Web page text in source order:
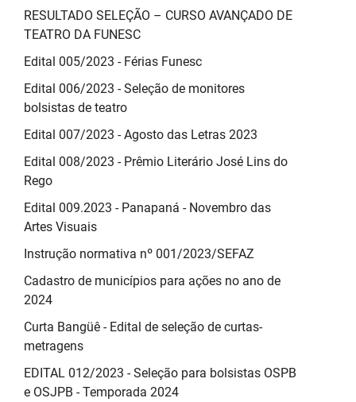
RESULTADO SELEÇÃO – CURSO AVANÇADO DE
TEATRO DA FUNESC
Edital 005/2023 - Férias Funesc
Edital 006/2023 - Seleção de monitores
bolsistas de teatro
Edital 007/2023 - Agosto das Letras 2023
Edital 008/2023 - Prêmio Literário José Lins do
Rego
Edital 009.2023 - Panapaná - Novembro das
Artes Visuais
Instrução normativa nº 001/2023/SEFAZ
Cadastro de municípios para ações no ano de
2024
Curta Bangüê - Edital de seleção de curtas-
metragens
EDITAL 012/2023 - Seleção para bolsistas OSPB
e OSJPB - Temporada 2024